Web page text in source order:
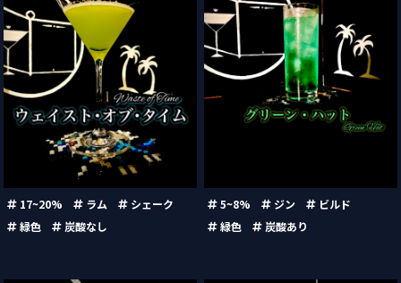
ウェイスト・オブ・タイム
（Waste of Time）
17~20% ラム
シェーク
緑色
炭酸なし
グリーン・ハット（Green
Hat）
5~8% ジン
ビルド
緑色
炭酸あり